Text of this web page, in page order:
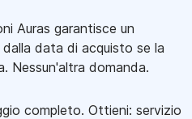
Auras garantisce un
data di acquisto se la
Nessun'altra domanda.
completo. Ottieni: servizio